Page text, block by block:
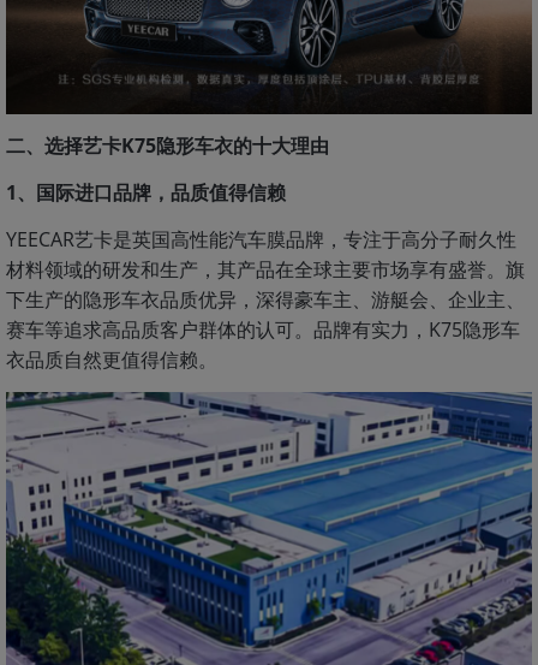
二、选择艺卡K75隐形车衣的十大理由
1、国际进口品牌，品质值得信赖
YEECAR艺卡是英国高性能汽车膜品牌，专注于高分子耐久性
材料领域的研发和生产，其产品在全球主要市场享有盛誉。旗
下生产的隐形车衣品质优异，深得豪车主、游艇会、企业主、
赛车等追求高品质客户群体的认可。品牌有实力，K75隐形车
衣品质自然更值得信赖。